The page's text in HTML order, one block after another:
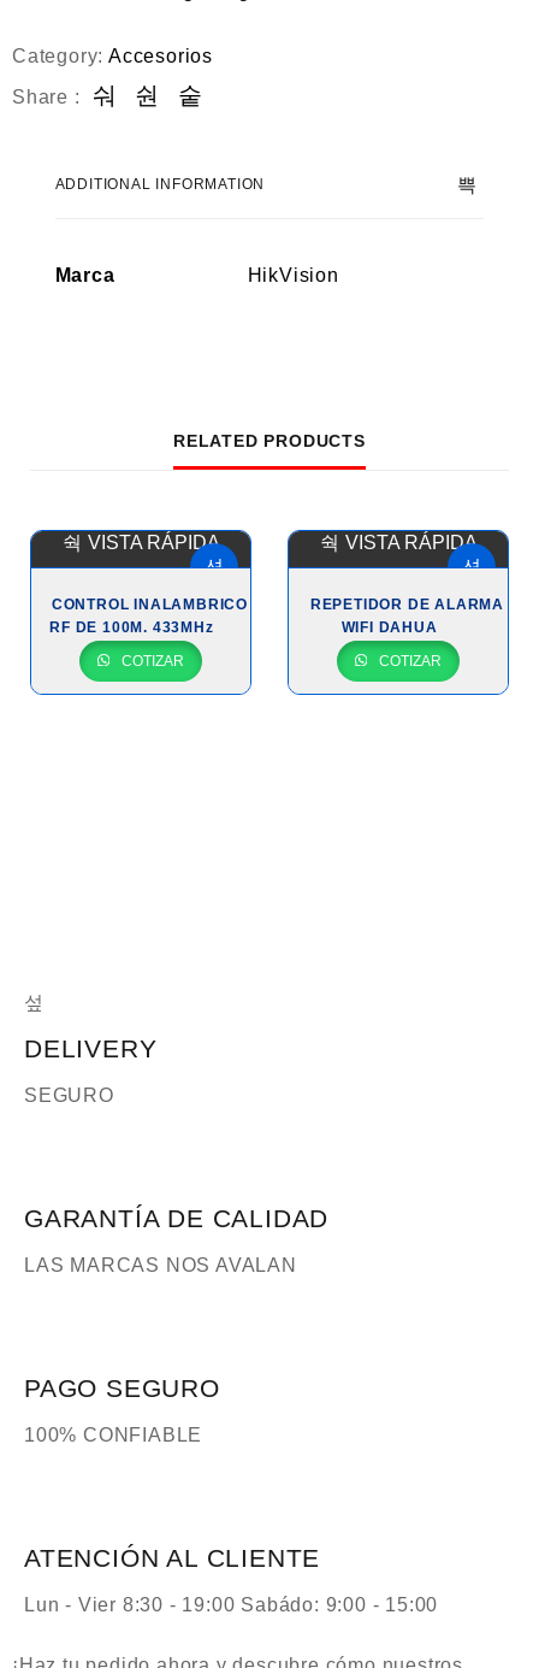
Category:Accesorios
Share :
ADDITIONAL INFORMATION
Marca HikVision
RELATED PRODUCTS
VISTA RÁPIDA
CONTROL INALAMBRICO
RF DE 100M. 433MHz
COTIZAR
VISTA RÁPIDA
REPETIDOR DE ALARMA
WIFI DAHUA
COTIZAR
DELIVERY
SEGURO
GARANTÍA DE CALIDAD
LAS MARCAS NOS AVALAN
PAGO SEGURO
100% CONFIABLE
ATENCIÓN AL CLIENTE
Lun - Vier 8:30 - 19:00 Sabádo: 9:00 - 15:00